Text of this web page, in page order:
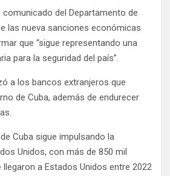
del Departamento de
las nueva sanciones económicas
que “sigue representando una
para la seguridad del país”.
a los bancos extranjeros que
de Cuba, además de endurecer
Cuba sigue impulsando la
Unidos, con más de 850 mil
a Estados Unidos entre 2022